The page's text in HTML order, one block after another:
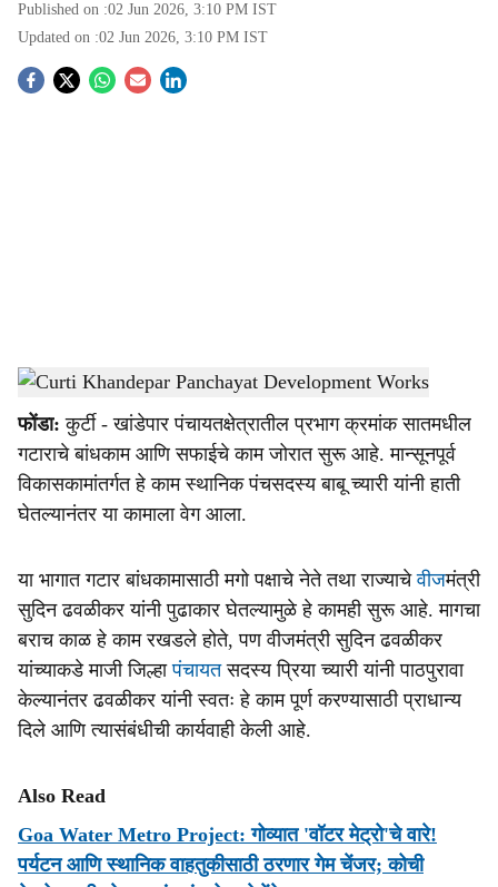
Published on :02 Jun 2026, 3:10 PM IST
Updated on :02 Jun 2026, 3:10 PM IST
S
a
r
Pre Monsoon Works-Dainik Gomantak
फोंडा: कुर्टी - खांडेपार पंचायतक्षेत्रातील प्रभाग क्रमांक सातमधील
गटाराचे बांधकाम आणि सफाईचे काम जोरात सुरू आहे. मान्सूनपूर्व
विकासकामांतर्गत हे काम स्थानिक पंचसदस्य बाबू च्यारी यांनी हाती
घेतल्यानंतर या कामाला वेग आला.
या भागात गटार बांधकामासाठी मगो पक्षाचे नेते तथा राज्याचेवीजमंत्री
सुदिन ढवळीकर यांनी पुढाकार घेतल्यामुळे हे कामही सुरू आहे. मागचा
बराच काळ हे काम रखडले होते, पण वीजमंत्री सुदिन ढवळीकर
यांच्याकडे माजी जिल्हापंचायतसदस्य प्रिया च्यारी यांनी पाठपुरावा
केल्यानंतर ढवळीकर यांनी स्वतः हे काम पूर्ण करण्यासाठी प्राधान्य
दिले आणि त्यासंबंधीची कार्यवाही केली आहे.
Also Read
Goa Water Metro Project: गोव्यात 'वॉटर मेट्रो'चे वारे!
पर्यटन आणि स्थानिक वाहतुकीसाठी ठरणार गेम चेंजर; कोची